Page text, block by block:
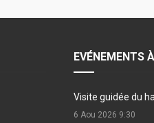
EVÉNEMENTS
Visite guidée du
6 Aou 2026 9:30